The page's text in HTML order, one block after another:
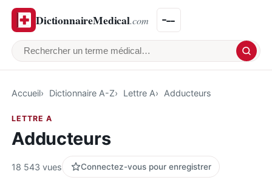
DictionnaireMedical.com
Rechercher un terme médical
Accueil Dictionnaire A-Z Lettre A Adducteurs
LETTRE A
Adducteurs
18 543 vues Connectez-vous pour enregistrer